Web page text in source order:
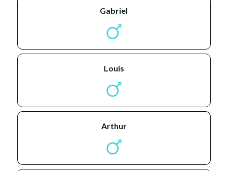
gabriel
louis
arthur